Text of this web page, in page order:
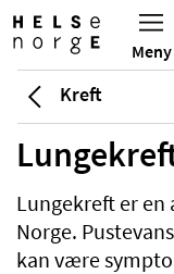
Kreft
Lungekreft er en
Norge.
kan være